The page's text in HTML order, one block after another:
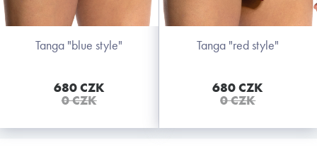
tanga "blue style"
680 CZK
0 CZK
tanga "red style"
680 CZK
0 CZK